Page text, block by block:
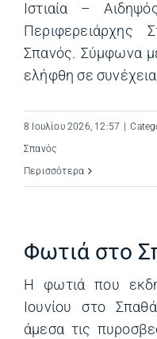
Ιστιαία –
Περιφερειάρχης
Σπανός. Σύμφωνα
ελήφθη σε συνέχεια
8 Ιουλίου 2026, 12:57
Σπανός
Περισσότερα
Φωτιά στο
Η φωτιά που
Ιουνίου στο
άμεσα τις